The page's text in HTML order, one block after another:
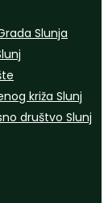
Slunja
križa Slunj
društvo Slunj